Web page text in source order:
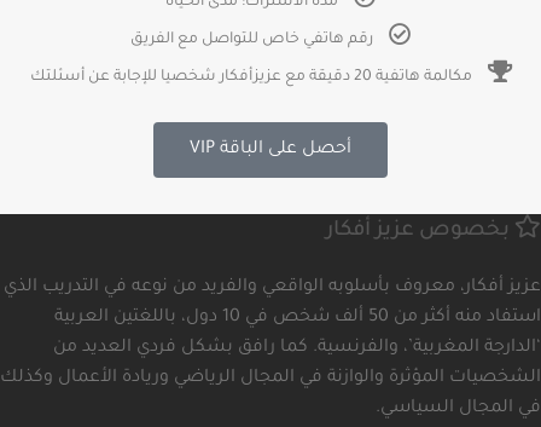
رقم هاتفي خاص للتواصل مع الفريق
مكالمة هاتفية 20 دقيقة مع عزيزأفكار شخصيا للإجابة عن أسئلتك
أحصل على الباقة VIP
بخصوص عزيز أفكار
عزيز أفكار، معروف بأسلوبه الواقعي والفريد من نوعه في التدريب الذي
استفاد منه أكثر من 50 ألف شخص في 10 دول، باللغتين العربية
‘الدارجة المغربية’، والفرنسية. كما رافق بشكل فردي العديد من
الشخصيات المؤثرة والوازنة في المجال الرياضي وريادة الأعمال وكذلك
في المجال السياسي.